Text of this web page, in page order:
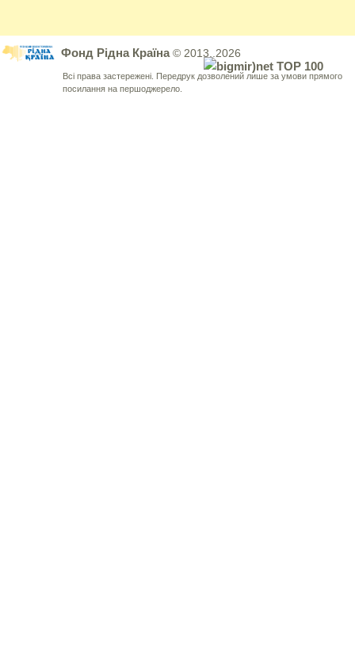
Фонд Рідна Країна© 2013..2026
Всі права застережені. Передрук дозволений лише за умови прямого
посилання на першоджерело.